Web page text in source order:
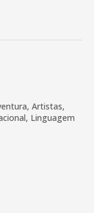
Artistas,
Linguagem